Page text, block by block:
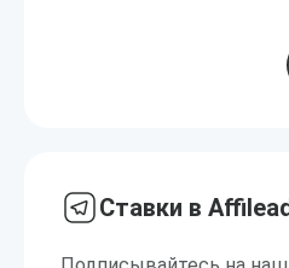
Ставки в